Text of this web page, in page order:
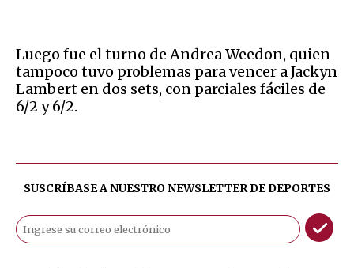
Luego fue el turno de Andrea Weedon, quien
tampoco tuvo problemas para vencer a Jackyn
Lambert en dos sets, con parciales fáciles de
6/2 y 6/2.
SUSCRÍBASE A NUESTRO NEWSLETTER DEDEPORTES